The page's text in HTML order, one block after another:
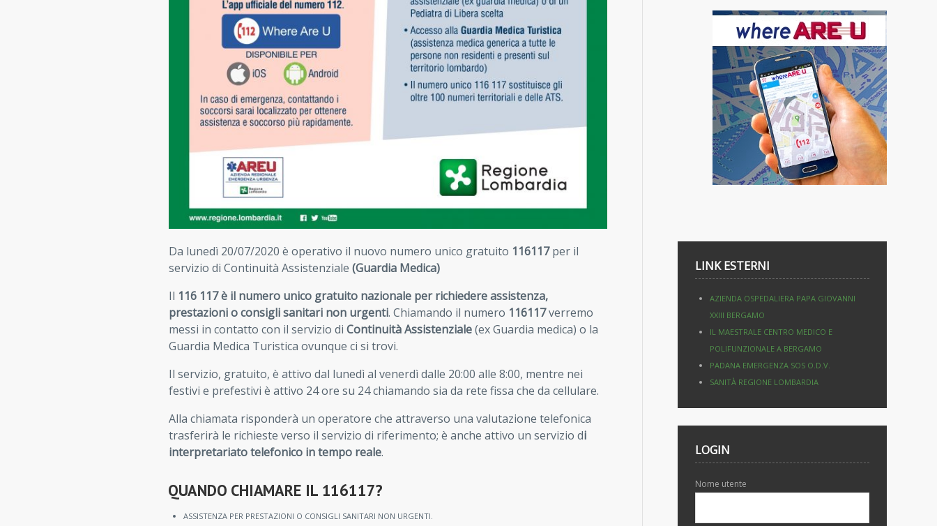
Da lunedì 20/07/2020 è operativo il nuovo numero unico gratuito 116117per il
servizio di Continuità Assistenziale (Guardia Medica)
Il 116 117 è il numero unico gratuito nazionale per richiedere assistenza,
prestazioni o consigli sanitari non urgenti. Chiamando il numero 116117verremo
messi in contatto con il servizio di Continuità Assistenziale(ex Guardia medica) o la
Guardia Medica Turistica ovunque ci si trovi.
Il servizio, gratuito, è attivo dal lunedì al venerdì dalle 20:00 alle 8:00, mentre nei
festivi e prefestivi è attivo 24 ore su 24 chiamando sia da rete fissa che da cellulare.
Alla chiamata risponderà un operatore che attraverso una valutazione telefonica
trasferirà le richieste verso il servizio di riferimento; è anche attivo un servizio di
interpretariato telefonico in tempo reale.
QUANDO CHIAMARE IL 116117?
ASSISTENZA PER PRESTAZIONI O CONSIGLI SANITARI NON URGENTI.
LINK ESTERNI
AZIENDA OSPEDALIERA PAPA GIOVANNI
XXIII BERGAMO
IL MAESTRALE CENTRO MEDICO E
POLIFUNZIONALE A BERGAMO
PADANA EMERGENZA SOS O.D.V.
SANITÀ REGIONE LOMBARDIA
LOGIN
Nome utente